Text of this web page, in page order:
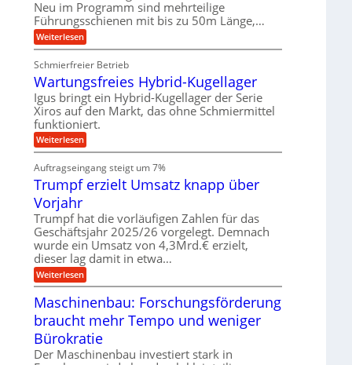
e
n
e
w
e
g
u
n
e
n
i
v
e
u
n
d
M
a
s
c
h
i
n
e
b
a
u
e
r
k
z
e
u
k
r
e
s
l
a
f
Neu im Programm sind mehrteilige
Führungsschienen mit bis zu 50m Länge,…
Weiterlesen:
K
g
e
l
s
c
h
i
e
n
e
n
r
u
n
g
e
n
B
S
C
L
w
e
i
Schmierfreier Betrieb
Wartungsfreies Hybrid-Kugellager
Igus bringt ein Hybrid-Kugellager der Serie
Xiros auf den Markt, das ohne Schmiermittel
funktioniert.
Weiterlesen:
W
r
t
g
s
f
r
e
i
e
H
y
b
r
i
d
Auftragseingang steigt um 7%
Trumpf erzielt Umsatz knapp über
Vorjahr
Trumpf hat die vorläufigen Zahlen für das
Geschäftsjahr 2025/26 vorgelegt. Demnach
wurde ein Umsatz von 4,3Mrd.€ erzielt,
dieser lag damit in etwa…
Weiterlesen:
T
u
m
p
f
e
r
Maschinenbau: Forschungsförderung
braucht mehr Tempo und weniger
Bürokratie
Der Maschinenbau investiert stark in